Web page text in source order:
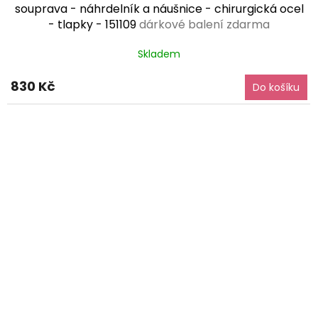
souprava - náhrdelník a náušnice - chirurgická ocel
- tlapky - 151109dárkové balení zdarma
Skladem
830 Kč Do košíku